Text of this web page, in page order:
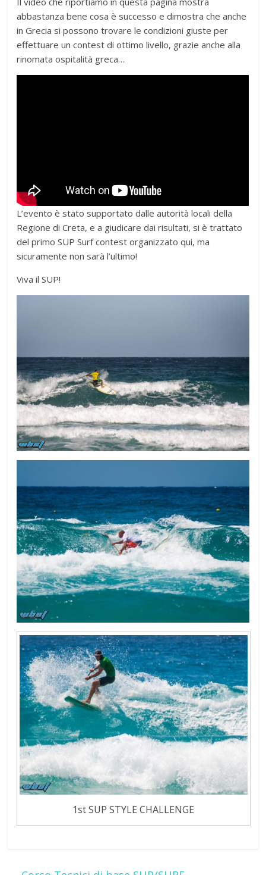
abbastanza bene cosa è successo e dimostra che anche
in Grecia si possono trovare le condizioni giuste per
effettuare un contest di ottimo livello, grazie anche alla
rinomata ospitalità greca…
L’evento è stato supportato dalle autorità locali della
Regione di Creta, e a giudicare dai risultati, si è trattato
del primo SUP Surf contest organizzato qui, ma
sicuramente non sarà l’ultimo!
Viva il SUP!
1st SUP STYLE CHALLENGE